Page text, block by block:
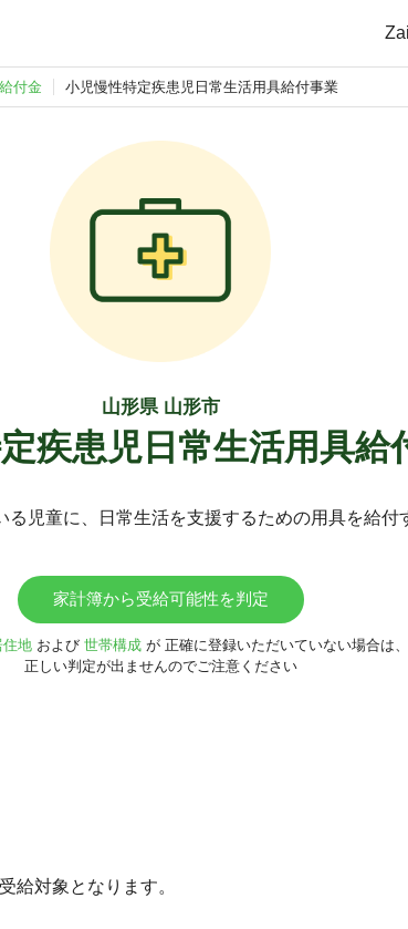
付金 小児慢性特定疾患児日常生活用具給付事業
山形県 山形市
疾患児日常生活用具給
児童に、日常生活を支援するための用具を給付
家計簿から受給可能性を判定
住地および 世帯構成が 正確に登録いただいていない場合は、
正しい判定が出ませんのでご注意ください
給対象となります。